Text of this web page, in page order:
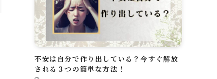
不安は自分で作り出している？今すぐ解放
される３つの簡単な方法！